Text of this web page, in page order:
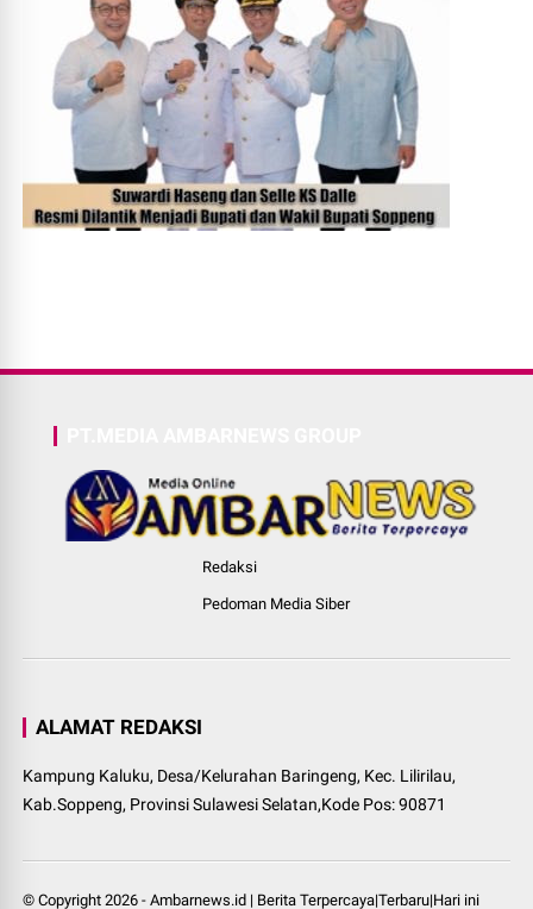
Redaksi
Pedoman Media Siber
ALAMAT REDAKSI
Kampung Kaluku, Desa/Kelurahan Baringeng, Kec. Lilirilau,
Kab.Soppeng, Provinsi Sulawesi Selatan,Kode Pos: 90871
© Copyright2026 -Ambarnews.id | Berita Terpercaya|Terbaru|Hari ini